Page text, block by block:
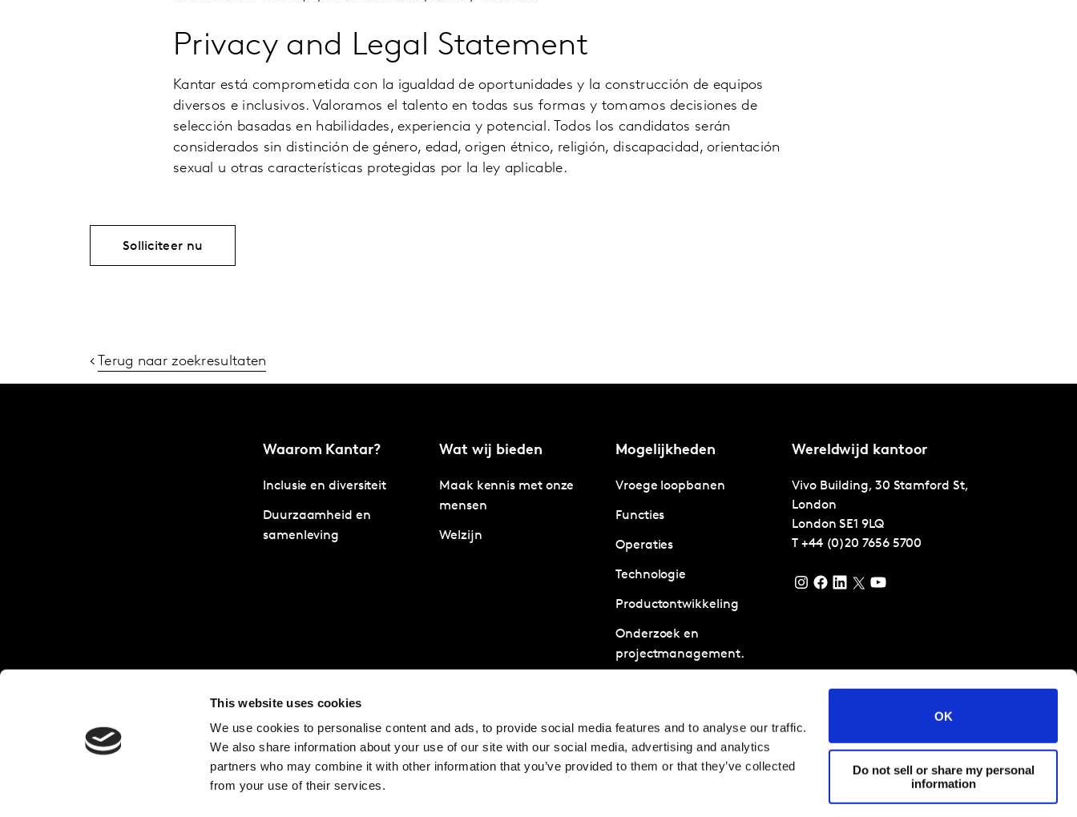
This website uses cookies
We use cookies to personalise content and ads, to provide social media features and to analyse our traffic.
We also share information about your use of our site with our social media, advertising and analytics
partners who may combine it with other information that you’ve provided to them or that they’ve collected
from your use of their services.
OK
Do not sell or share my personal
information
Privacy and Legal Statement
Kantar está comprometida con la igualdad de oportunidades y la construcción de equipos
diversos e inclusivos. Valoramos el talento en todas sus formas y tomamos decisiones de
selección basadas en habilidades, experiencia y potencial. Todos los candidatos serán
considerados sin distinción de género, edad, origen étnico, religión, discapacidad, orientación
sexual u otras características protegidas por la ley aplicable.
Solliciteer nu
Terug naar zoekresultaten
Waarom Kantar?
Inclusie en diversiteit
Duurzaamheid en
samenleving
Wat wij bieden
Maak kennis met onze
mensen
Welzijn
Mogelijkheden
Vroege loopbanen
Functies
Operaties
Technologie
Productontwikkeling
Onderzoek en
projectmanagement.
Strategisch advies
Analytics en Data Science
Wereldwijd kantoor
Vivo Building, 30 Stamford St,
London
London SE1 9LQ
T +44 (0)20 7656 5700